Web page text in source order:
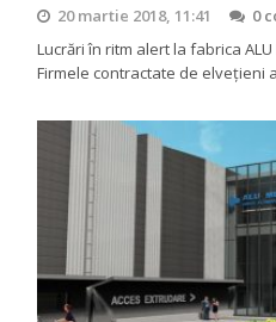
20 martie 2018, 11:41
0
Lucrări în ritm alert la fabrica
Firmele contractate de elveţieni